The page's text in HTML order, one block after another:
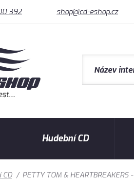
392 shop@cd-eshop.cz
Hudební CD
CD / PETTY TOM &